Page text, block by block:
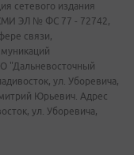
сетевого издания
СМИ ЭЛ № ФС 77 - 72742,
связи,
"Дальневосточный
ул. Уборевича,
Юрьевич. Адрес
ул. Уборевича,